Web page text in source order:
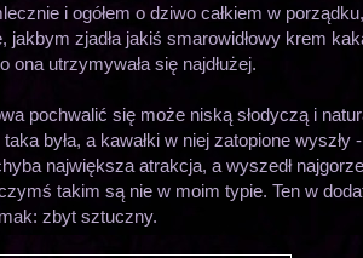
i ogółem o dziwo całkiem w
zjadła jakiś smarowidłowy krem
ona utrzymywała się najdłużej.
pochwalić się może niską słodyczą i
była, a kawałki w niej zatopione wyszły
największa atrakcja, a wyszedł
takim są nie w moim typie. Ten w
zbyt sztuczny.